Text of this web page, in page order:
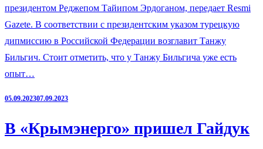
президентом Реджепом Тайипом Эрдоганом, передает Resmi
Gazete. В соответствии с президентским указом турецкую
дипмиссию в Российской Федерации возглавит Танжу
Бильгич. Стоит отметить, что у Танжу Бильгича уже есть
опыт…
05.09.202307.09.2023
В «Крымэнерго» пришел Гайдук